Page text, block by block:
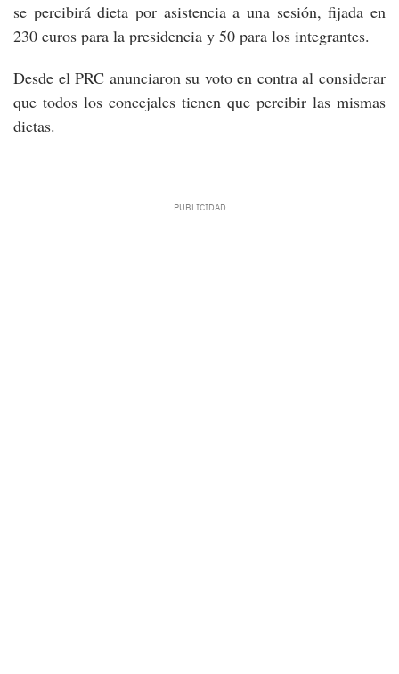
se percibirá dieta por asistencia a una sesión, fijada en
230 euros para la presidencia y 50 para los integrantes.
Desde el PRC anunciaron su voto en contra al considerar
que todos los concejales tienen que percibir las mismas
dietas.